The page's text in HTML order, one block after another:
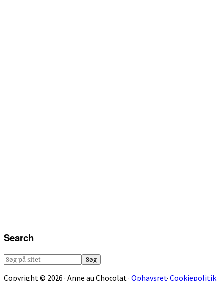
Search
Søg
sitet
Copyright © 2026 · Anne au Chocolat · Ophavsret· Cookiepolitik